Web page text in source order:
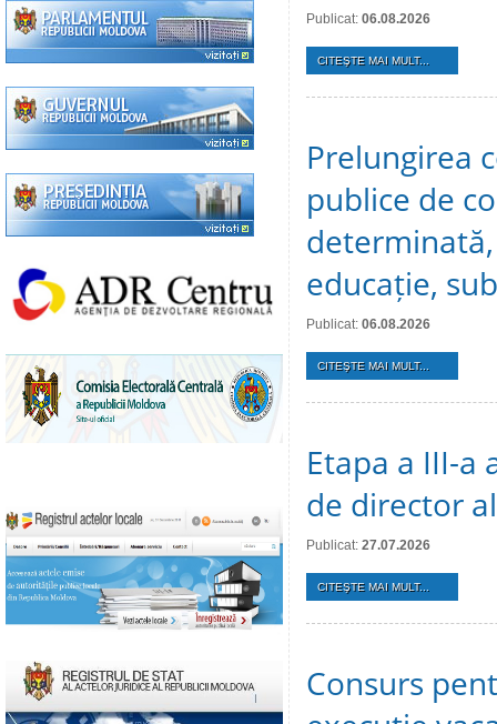
Publicat: 06.08.2026
CITEŞTE MAI MULT...
Prelungirea
publice de
educație,
Publicat: 06.08.2026
CITEŞTE MAI MULT...
Etapa a III-a
de director
Publicat: 27.07.2026
CITEŞTE MAI MULT...
Consurs